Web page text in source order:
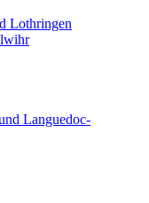
Lothringen
Languedoc-